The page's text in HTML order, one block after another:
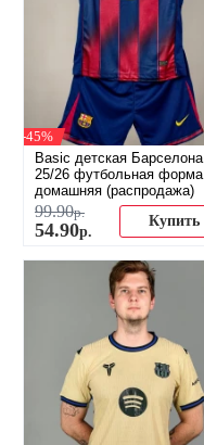
-45%
Basic детская Барселона
25/26 футбольная форма
домашняя (распродажа)
99.90р.
54.90р.
Купить